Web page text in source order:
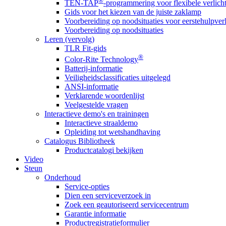
TEN-TAP -programmering voor flexibele
Gids voor het kiezen van de juiste zaklamp
Voorbereiding op noodsituaties voor
Voorbereiding op noodsituaties
Leren (vervolg)
TLR Fit-gids
Color-Rite Technology®
Batterij-informatie
Veiligheidsclassificaties uitgelegd
ANSI-informatie
Verklarende woordenlijst
Veelgestelde vragen
Interactieve demo's en trainingen
Interactieve straaldemo
Opleiding tot wetshandhaving
Catalogus Bibliotheek
Productcatalogi bekijken
Video
Steun
Onderhoud
Service-opties
Dien een serviceverzoek in
Zoek een geautoriseerd servicecentrum
Garantie informatie
Productregistratieformulier